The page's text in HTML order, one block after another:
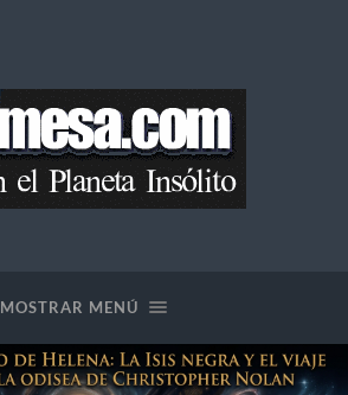
MOSTRAR MENÚ